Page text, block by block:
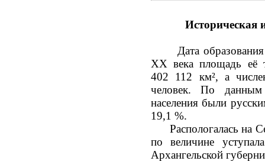
Историческая
Дата образования
XX века площадь её
402 112 км², а
человек. По
населения были
19,1 %.
Распологалась на
по величине
Архангельской